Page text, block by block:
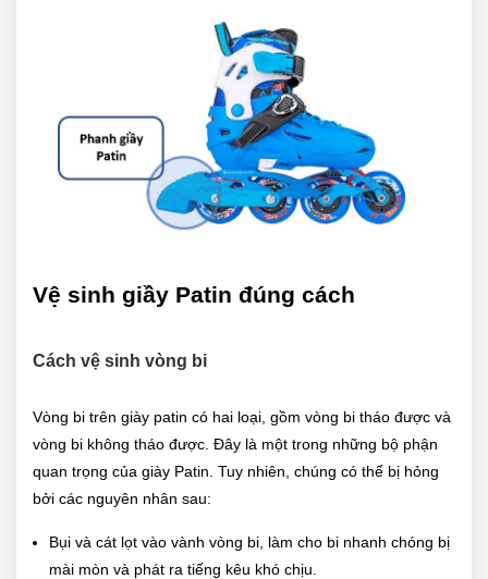
Vệ sinh giầy Patin đúng cách
Cách vệ sinh vòng bi
Vòng bi trên giày patin có hai loại, gồm vòng bi tháo được và
vòng bi không tháo được. Đây là một trong những bộ phận
quan trọng của giày Patin. Tuy nhiên, chúng có thể bị hỏng
bởi các nguyên nhân sau:
Bụi và cát lọt vào vành vòng bi, làm cho bi nhanh chóng bị
mài mòn và phát ra tiếng kêu khó chịu.